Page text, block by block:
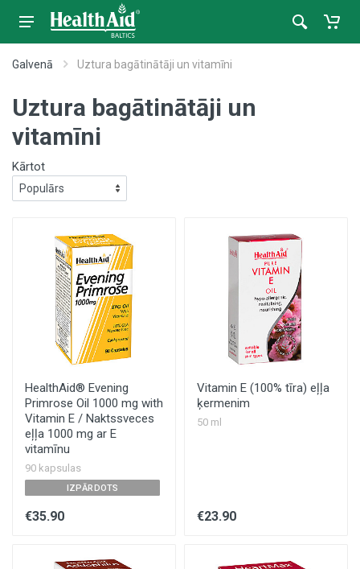
Galvenā Uztura bagātinātāji un vitamīni
Uztura bagātinātāji un
vitamīni
Kārtot
HealthAid® Evening
Primrose Oil 1000 mg with
Vitamin E / Naktssveces
eļļa 1000 mg ar E
vitamīnu
90 kapsulas
IZPĀRDOTS
€35.90
Vitamin E (100% tīra) eļļa
ķermenim
50 ml
€23.90